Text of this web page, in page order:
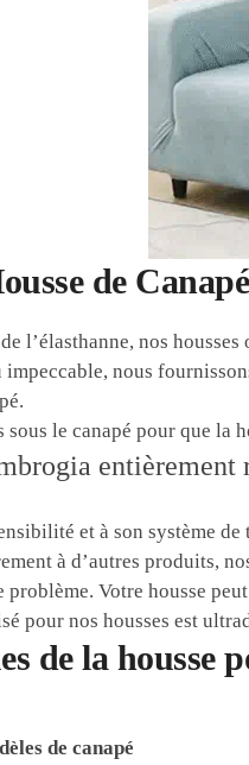
de
l’élasthanne, nos
nous
le canapé pour que la
et à son système de
à d’autres produits,
problème. Votre housse
pour nos housses est
de la housse
de canapé